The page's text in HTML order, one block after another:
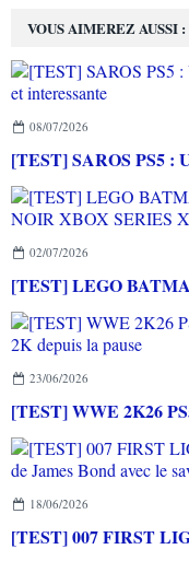
VOUS AIMEREZ AUSSI :
08/07/2026
02/07/2026
23/06/2026
18/06/2026